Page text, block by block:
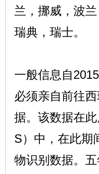
兰，挪威，波
瑞典，瑞士。
一般信息自
必须亲自前往
据。该数据在
S）中，在此期
物识别数据。